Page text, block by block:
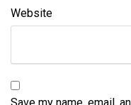
Website